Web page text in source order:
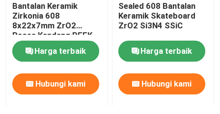
Bantalan Keramik
Zirkonia 608
8x22x7mm ZrO2
Races Kandang PEEK
ABEC3
Harga terbaik
Hubungi kami
Sealed 608 Bantalan
Keramik Skateboard
ZrO2 Si3N4 SSiC
Harga terbaik
Hubungi kami